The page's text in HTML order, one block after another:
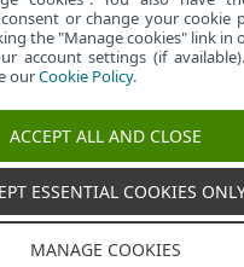
spol. s r.
or change your cookie
the "Manage cookies" link in
account settings (if
ourCookie Policy.
ACCEPT ALL AND CLOSE
ESSENTIAL COOKIES
MANAGE COOKIES